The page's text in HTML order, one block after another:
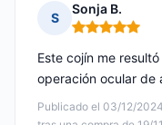
S
Sonja B.
Nota: 5 de 5
Publicado el 03/12/
Este cojín me
operación ocular de